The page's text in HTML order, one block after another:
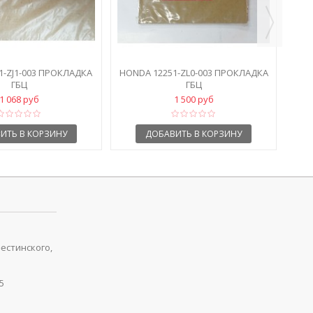
ZJ1-003 ПРОКЛАДКА
ГБЦ
1 068 руб
В КОРЗИНУ
HONDA 12251-ZL0-003 ПРОКЛАДКА
ГБЦ
1 500 руб
ДОБАВИТЬ В КОРЗИНУ